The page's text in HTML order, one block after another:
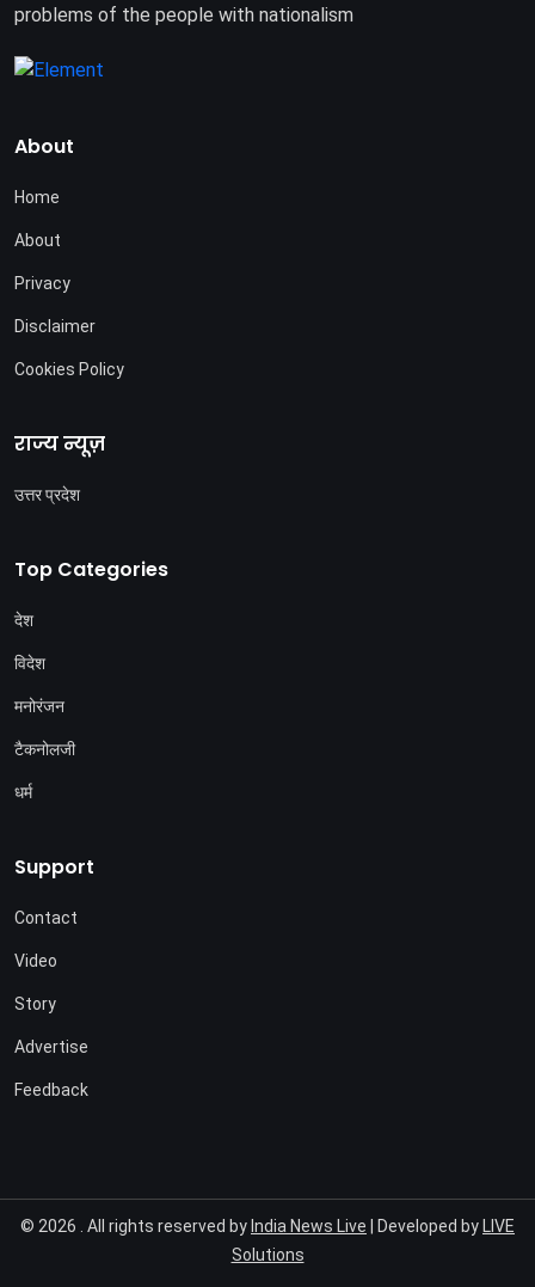
problems of the people with nationalism
About
Home
About
Privacy
Disclaimer
Cookies Policy
राज्य न्यूज़
उत्तर प्रदेश
Top Categories
देश
विदेश
मनोरंजन
टैकनोलजी
धर्म
Support
Contact
Video
Story
Advertise
Feedback
© 2026 . All rights reserved by India News Live | Developed by LIVE
Solutions